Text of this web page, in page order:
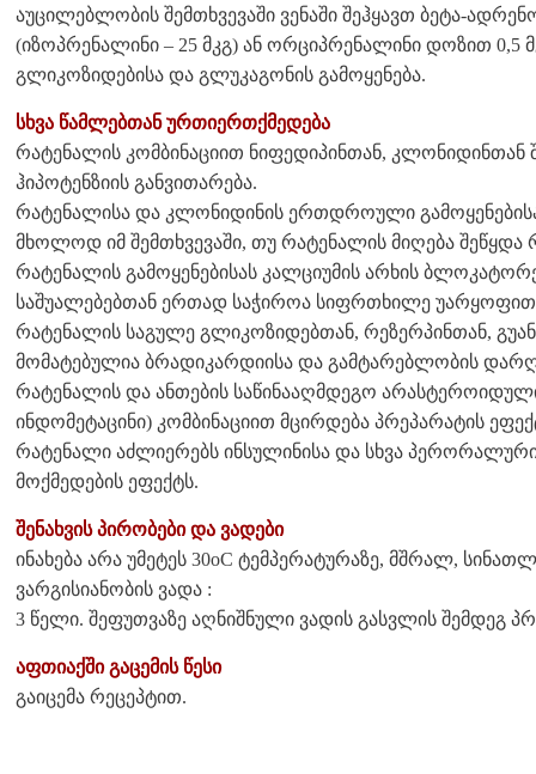
აუცილებლობის შემთხვევაში ვენაში შეჰყავთ ბეტა-
(იზოპრენალინი – 25 მკგ) ან ორციპრენალინი დოზით 0,5
გლიკოზიდებისა და გლუკაგონის გამოყენება.
სხვა წამლებთან ურთიერთქმედება
რატენალის კომბინაციით ნიფედიპინთან, კლონიდინთან
ჰიპოტენზიის განვითარება.
რატენალისა და კლონიდინის ერთდროული
მხოლოდ იმ შემთხვევაში, თუ რატენალის მიღება
რატენალის გამოყენებისას კალციუმის არხის
საშუალებებთან ერთად საჭიროა სიფრთხილე
რატენალის საგულე გლიკოზიდებთან, რეზერპინთან,
მომატებულია ბრადიკარდიისა და გამტარებლობის
რატენალის და ანთების საწინააღმდეგო
ინდომეტაცინი) კომბინაციით მცირდება პრეპარატის
რატენალი აძლიერებს ინსულინისა და სხვა
მოქმედების ეფექტს.
შენახვის პირობები და ვადები
ინახება არა უმეტეს 30oC ტემპერატურაზე, მშრალ,
ვარგისიანობის ვადა :
3 წელი. შეფუთვაზე აღნიშნული ვადის გასვლის შემდეგ
აფთიაქში გაცემის წესი
გაიცემა რეცეპტით.